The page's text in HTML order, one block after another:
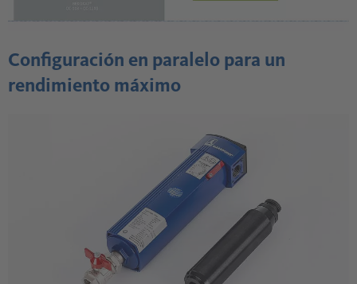
Configuración en paralelo para un
rendimiento máximo